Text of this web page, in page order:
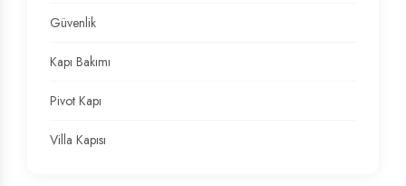
Güvenlik
Kapı Bakımı
Pivot Kapı
Villa Kapısı